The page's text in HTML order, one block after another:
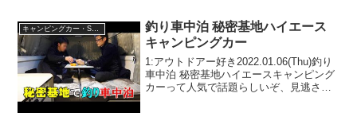
注目です！3:アウトド...
釣り車中泊 秘密基地ハイエース
キャンピングカー
1:アウトドアー好き2022.01.06(Thu)釣り
車中泊 秘密基地ハイエースキャンピング
カーって人気で話題らしいぞ、見逃さな